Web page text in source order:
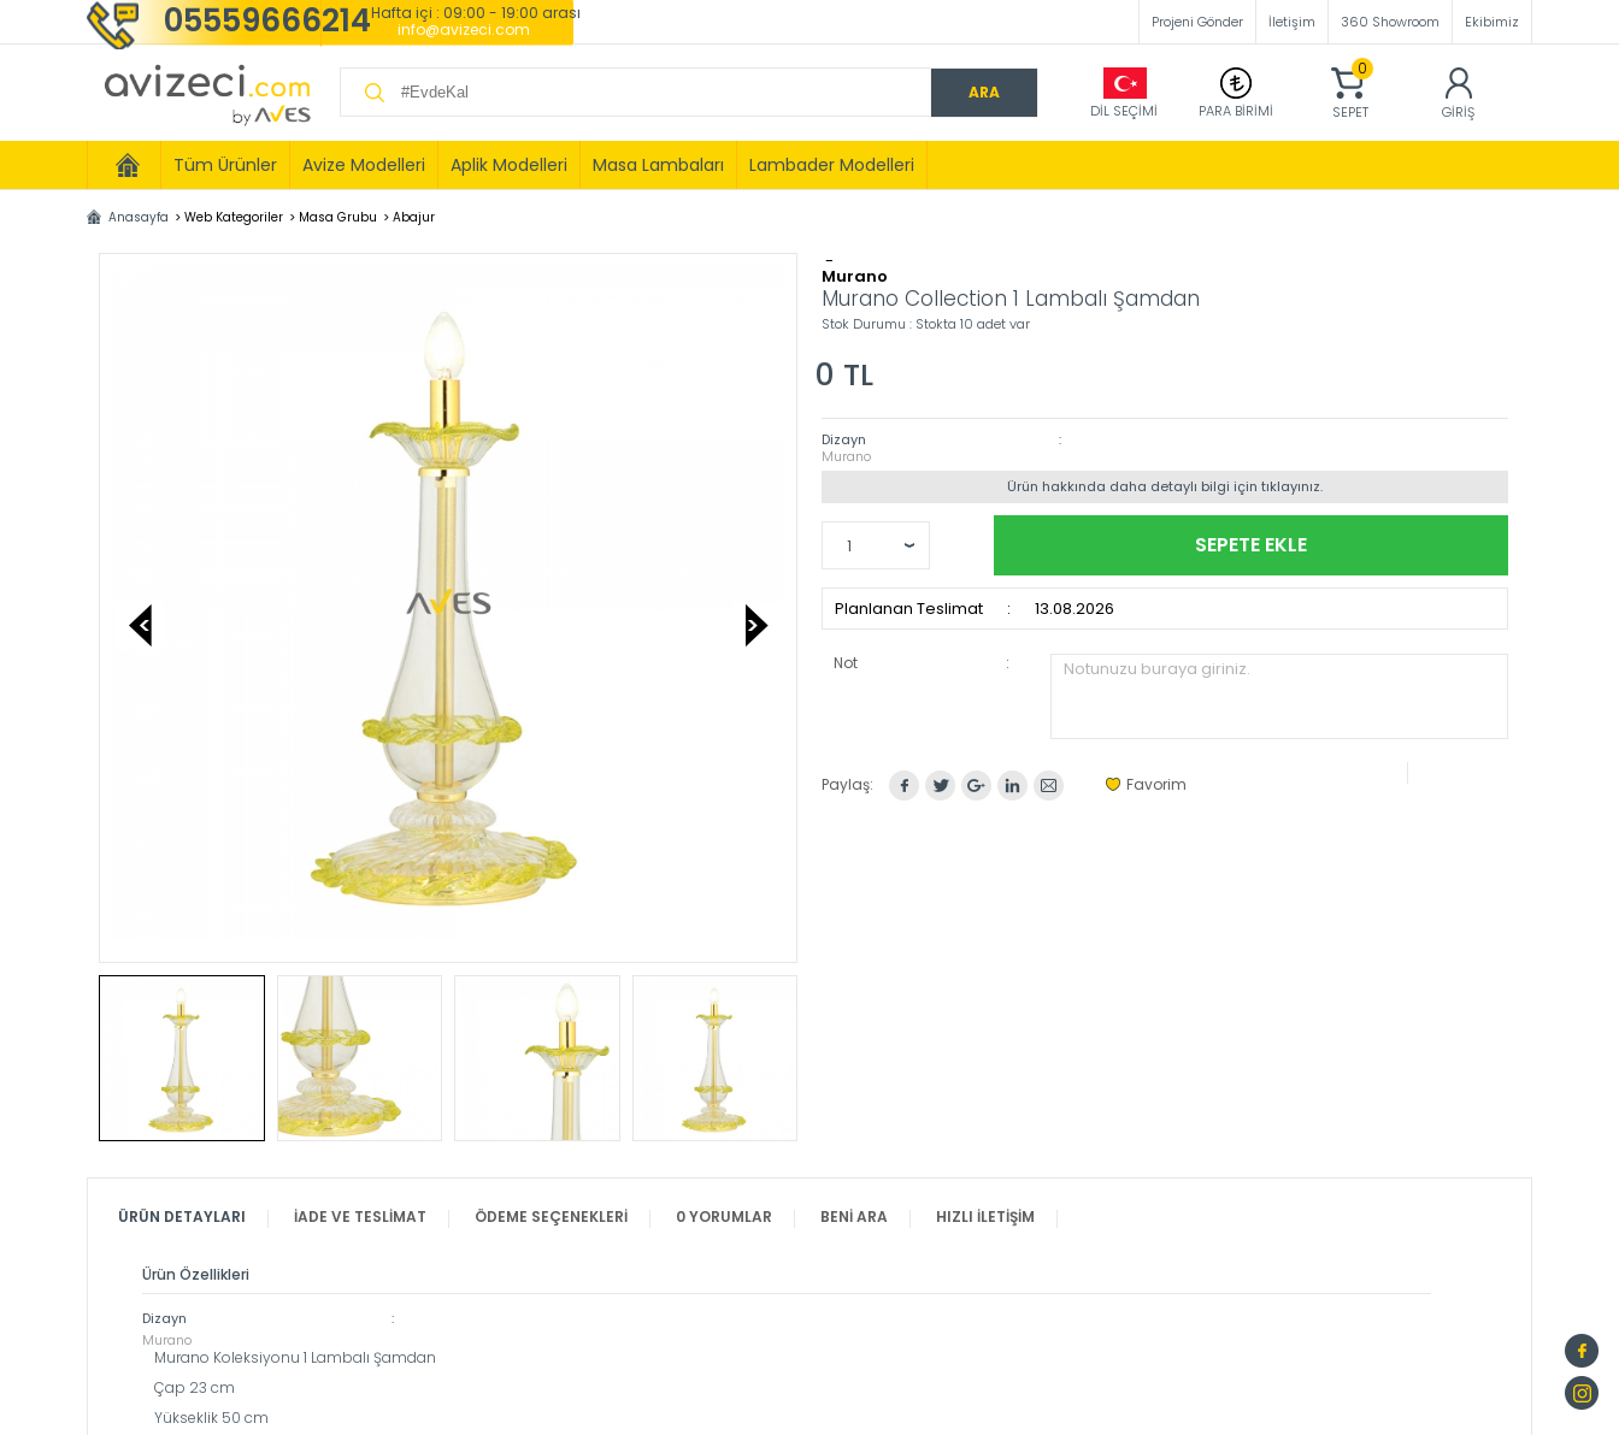
05559666214Hafta içi : 09:00 - 19:00 arası
info@avizeci.com
Projeni Gönder İletişim 360 Showroom Ekibimiz
GIRIŞ
SEPET
0
PARA BIRIMI
DIL SEÇIMI
Tüm Ürünler Avize Modelleri Aplik Modelleri Masa Lambaları Lambader Modelleri
Anasayfa > Web Kategoriler > Masa Grubu > Abajur
-
Murano
Murano Collection 1 Lambalı Şamdan
Stok Durumu : Stokta 10 adet var
0 TL
Dizayn
:
Murano
Ürün hakkında daha detaylı bilgi için tıklayınız.
SEPETE EKLE
Planlanan Teslimat : 13.08.2026
Not : Notunuzu buraya giriniz.
Paylaş: Favorim
ÜRÜN DETAYLARI İADE VE TESLIMAT ÖDEME SEÇENEKLERI 0 YORUMLAR BENI ARA HIZLI İLETIŞIM
Ürün Özellikleri
Dizayn
:
Murano
Murano Koleksiyonu 1 Lambalı Şamdan
Çap 23 cm
Yükseklik 50 cm